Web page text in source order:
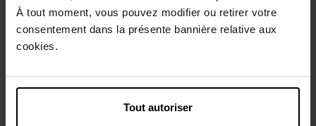
À tout moment, vous pouvez modifier ou retirer votre
consentement dans la présente bannière relative aux
cookies.
Tout autoriser
Caractéristiques